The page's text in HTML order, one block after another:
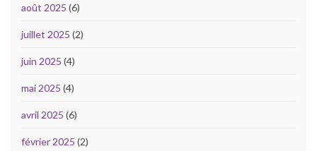
août 2025 (6)
juillet 2025 (2)
juin 2025 (4)
mai 2025 (4)
avril 2025 (6)
février 2025 (2)